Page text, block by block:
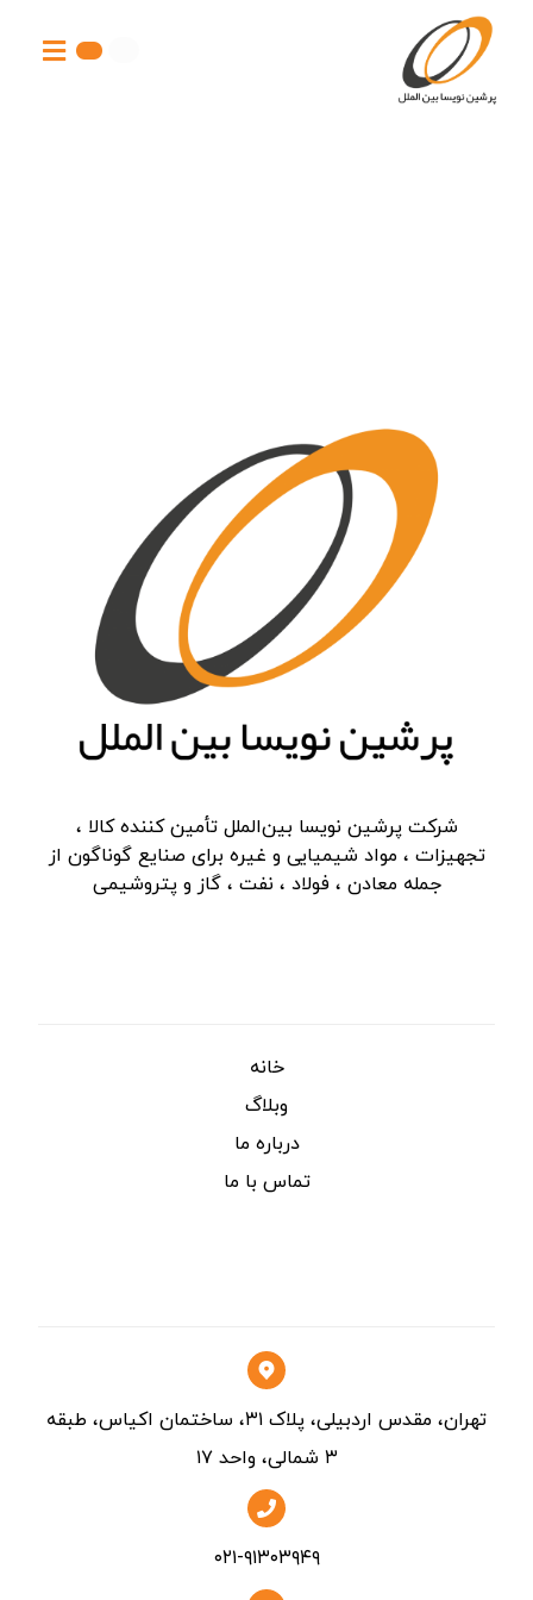
شرکت پرشین نویسا بین‌الملل تأمین کننده کالا ،
تجهیزات ، مواد شیمیایی و غیره برای صنایع گوناگون از
جمله معادن ، فولاد ، نفت ، گاز و پتروشیمی
خانه
وبلاگ
درباره ما
تماس با ما
تهران، مقدس اردبیلی، پلاک ۳۱، ساختمان اکیاس، طبقه
۳ شمالی، واحد ۱۷
۰۲۱-۹۱۳۰۳۹۴۹